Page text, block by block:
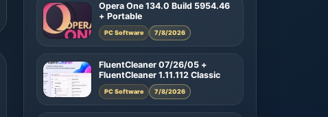
Opera One 134.0 Build 5954.46
+ Portable
PC Software 7/8/2026
FluentCleaner 07/26/05 +
FluentCleaner 1.11.112 Classic
PC Software 7/8/2026